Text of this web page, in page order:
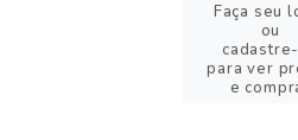
Faça seu
ou
para ver
e